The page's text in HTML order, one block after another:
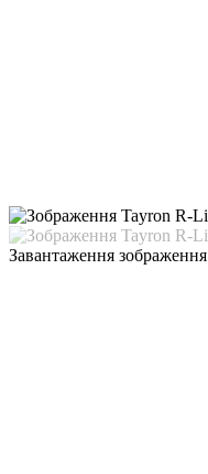
Завантаження зображення